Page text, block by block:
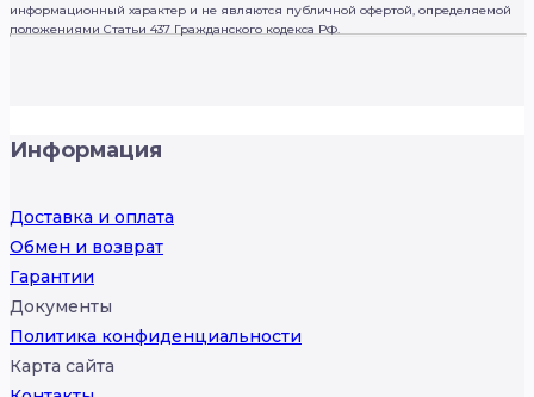
информационный характер и не являются публичной офертой, определяемой
положениями Статьи 437 Гражданского кодекса РФ.
Информация
Доставка и оплата
Обмен и возврат
Гарантии
Документы
Политика конфиденциальности
Карта сайта